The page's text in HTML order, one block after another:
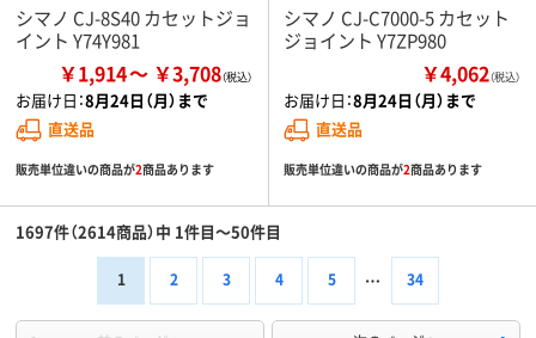
シマノ CJ-8S40 カセットジョ
イント Y74Y981
￥1,914 ￥3,708
お届け日：8月24日（月）まで
直送品
販売単位違いの商品が2商品あります
シマノ CJ-C7000-5 カセット
ジョイント Y7ZP980
￥4,062（税込）
お届け日：8月24日（月）まで
直送品
販売単位違いの商品が2商品あります
1697件（2614商品）中 1件目～50件目
1 2 3 4 5 34